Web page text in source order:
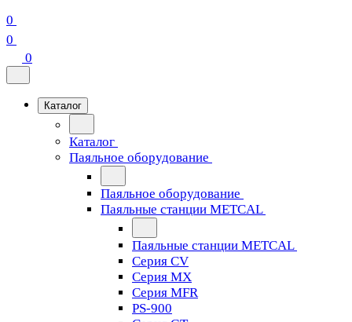
0
0
0
Каталог
Каталог
Паяльное оборудование
Паяльное оборудование
Паяльные станции METCAL
Паяльные станции METCAL
Серия CV
Серия MX
Серия MFR
PS-900